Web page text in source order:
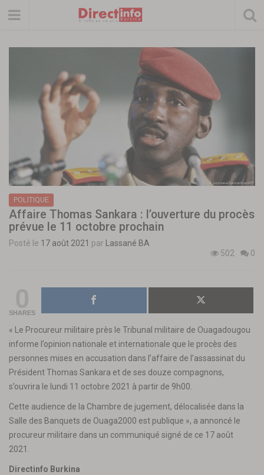
POLITIQUE
Affaire Thomas Sankara : l’ouverture du procès
prévue le 11 octobre prochain
Posté le 17 août 2021 par
Lassané BA
502
0
SHARES
« Le Procureur militaire près le Tribunal militaire de Ouagadougou
informe l’opinion nationale et internationale que le procès des
personnes mises en accusation dans l’affaire de l’assassinat du
Président Thomas Sankara et de ses douze compagnons,
s’ouvrira le lundi 11 octobre 2021 à partir de 9h00.
Cette audience de la Chambre de jugement, délocalisée dans la
Salle des Banquets de Ouaga2000 est publique », a annoncé le
procureur militaire dans un communiqué signé de ce 17 août
2021.
Directinfo Burkina